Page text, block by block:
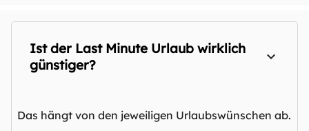
Ist der Last Minute Urlaub wirklich
günstiger?
Das hängt von den jeweiligen Urlaubswünschen ab.